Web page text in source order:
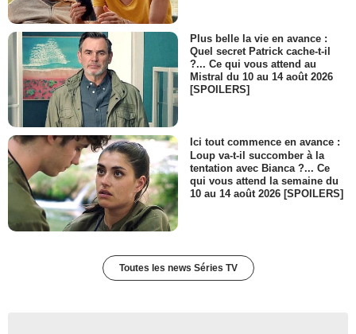
Plus belle la vie en avance :
Quel secret Patrick cache-t-il
?... Ce qui vous attend au
Mistral du 10 au 14 août 2026
[SPOILERS]
Ici tout commence en avance :
Loup va-t-il succomber à la
tentation avec Bianca ?... Ce
qui vous attend la semaine du
10 au 14 août 2026 [SPOILERS]
Toutes les news Séries TV